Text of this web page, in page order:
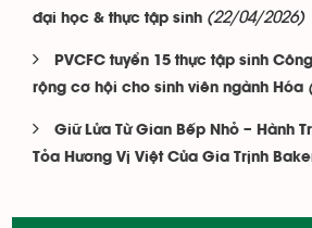
đại học & thực tập sinh (22/04/2026)
PVCFC tuyển 15 thực tập sinh
rộng cơ hội cho sinh viên ngành Hóa
Giữ Lửa Từ Gian Bếp Nhỏ – Hành
Tỏa Hương Vị Việt Của Gia Trịnh